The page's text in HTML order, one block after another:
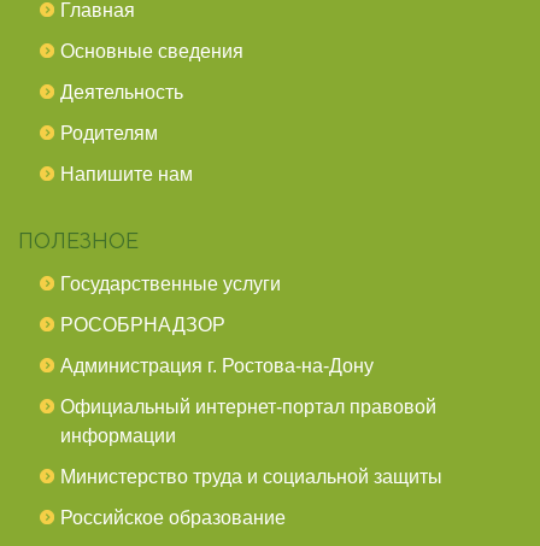
Главная
Основные сведения
Деятельность
Родителям
Напишите нам
ПОЛЕЗНОЕ
Государственные услуги
РОСОБРНАДЗОР
Администрация г. Ростова-на-Дону
Официальный интернет-портал правовой
информации
Министерство труда и социальной защиты
Российское образование